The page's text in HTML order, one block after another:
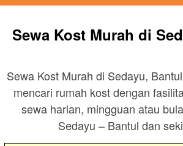
Sewa Kost Murah di
Sewa Kost Murah di Sedayu,
mencari rumah kost dengan
sewa harian, mingguan atau
Sedayu – Bantul dan